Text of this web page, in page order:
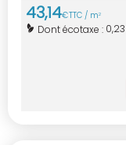
43,14€TTC / m2
Dont écotaxe : 0,23